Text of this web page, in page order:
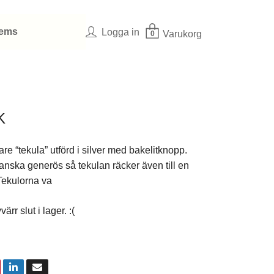
Logga in 0 Varukorg
“tekula” utförd i silver med bakelitknopp.
generös så tekulan räcker även till en
va
slut i lager. :(